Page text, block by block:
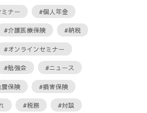
ナー #個人年金
#介護医療保険 #納税
#オンラインセミナー
#勉強会 #ニュース
保険 #損害保険
#税務 #対談